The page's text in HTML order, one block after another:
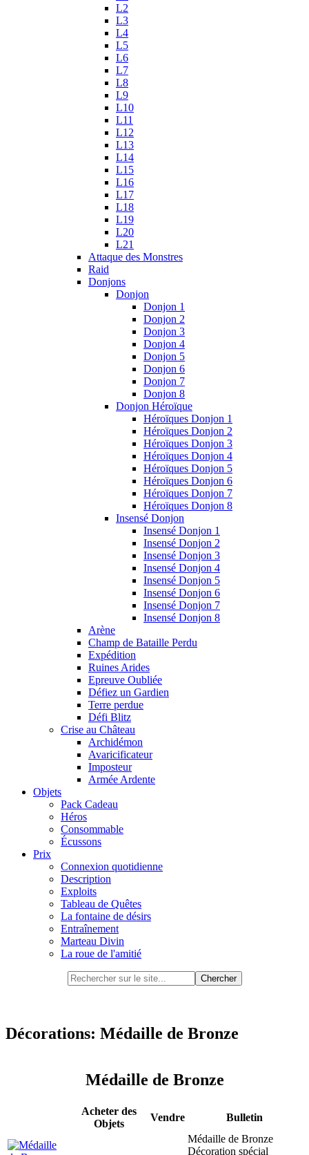
L2
L3
L4
L5
L6
L7
L8
L9
L10
L11
L12
L13
L14
L15
L16
L17
L18
L19
L20
L21
Attaque des Monstres
Raid
Donjons
Donjon
Donjon 1
Donjon 2
Donjon 3
Donjon 4
Donjon 5
Donjon 6
Donjon 7
Donjon 8
Donjon Héroïque
Héroïques Donjon 1
Héroïques Donjon 2
Héroïques Donjon 3
Héroïques Donjon 4
Héroïques Donjon 5
Héroïques Donjon 6
Héroïques Donjon 7
Héroïques Donjon 8
Insensé Donjon
Insensé Donjon 1
Insensé Donjon 2
Insensé Donjon 3
Insensé Donjon 4
Insensé Donjon 5
Insensé Donjon 6
Insensé Donjon 7
Insensé Donjon 8
Arène
Champ de Bataille Perdu
Expédition
Ruines Arides
Epreuve Oubliée
Défiez un Gardien
Terre perdue
Défi Blitz
Crise au Château
Archidémon
Avaricificateur
Imposteur
Armée Ardente
Objets
Pack Cadeau
Héros
Consommable
Écussons
Prix
Connexion quotidienne
Description
Exploits
Tableau de Quêtes
La fontaine de désirs
Entraînement
Marteau Divin
La roue de l'amitié
Décorations: Médaille de Bronze
Médaille de Bronze
Acheter des
Objets
Vendre
Bulletin
Médaille de Bronze
Décoration spécial